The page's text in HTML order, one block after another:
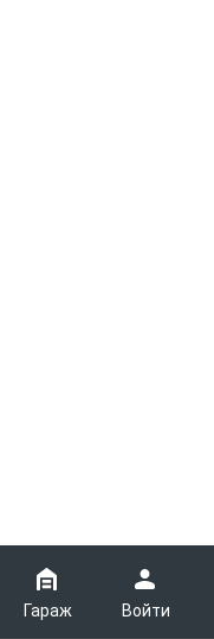
Гараж Войти